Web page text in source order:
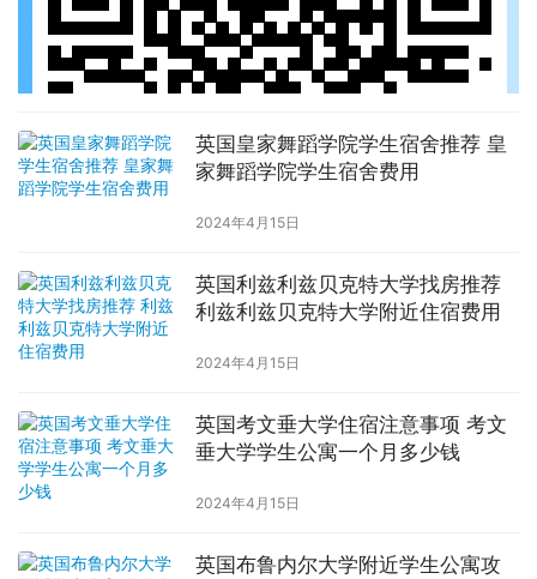
英国皇家舞蹈学院学生宿舍推荐 皇
家舞蹈学院学生宿舍费用
2024年4月15日
英国利兹利兹贝克特大学找房推荐
利兹利兹贝克特大学附近住宿费用
2024年4月15日
英国考文垂大学住宿注意事项 考文
垂大学学生公寓一个月多少钱
2024年4月15日
英国布鲁内尔大学附近学生公寓攻